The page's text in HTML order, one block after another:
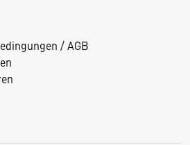
/ AGB